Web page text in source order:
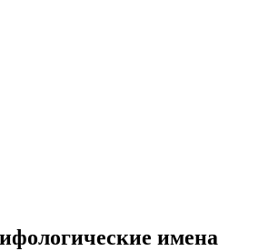
имена